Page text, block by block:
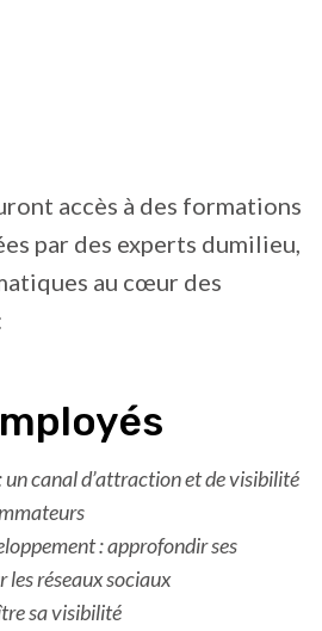
accès à des formations
par des experts dumilieu,
au cœur des
un canal d’attraction et de visibilité
: approfondir ses
les réseaux sociaux
sa visibilité